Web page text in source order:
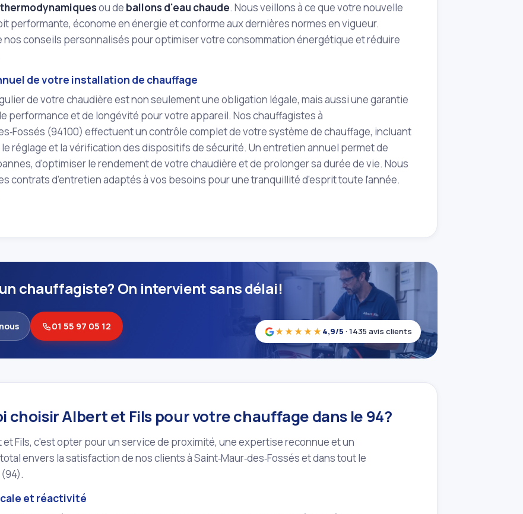
ou de ballons d'eau chaude. Nous veillons à ce que votre nouvelle
performante, économe en énergie et conforme aux dernières normes en vigueur.
nos conseils personnalisés pour optimiser votre consommation énergétique et réduire
de votre installation de chauffage
de votre chaudière est non seulement une obligation légale, mais aussi une garantie
performance et de longévité pour votre appareil. Nos chauffagistes à
(94100) effectuent un contrôle complet de votre système de chauffage, incluant
réglage et la vérification des dispositifs de sécurité. Un entretien annuel permet de
d'optimiser le rendement de votre chaudière et de prolonger sa durée de vie. Nous
contrats d'entretien adaptés à vos besoins pour une tranquillité d'esprit toute l'année.
★★★★★4,9/5 · 1435 avis clients
chauffagiste? On intervient sans délai!
01 55 97 05 12
choisir Albert et Fils pour votre chauffage dans le 94?
et Fils, c'est opter pour un service de proximité, une expertise reconnue et un
envers la satisfaction de nos clients à Saint‑Maur‑des‑Fossés et dans tout le
(94).
et réactivité